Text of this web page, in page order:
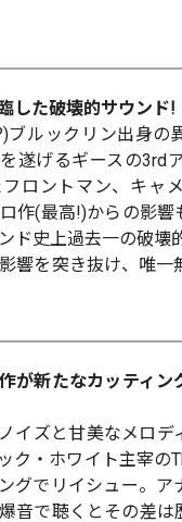
した破壊的サウンド!
ブルックリン出身の
遂げるギースの3rd
ロントマン、キャ
作(最高!)からの影
ド史上過去一の破壊
響を突き抜け、唯
が新たなカッティン
イズと甘美なメロ
ク・ホワイト主宰の
グでリイシュー。ア
音で聴くとその差